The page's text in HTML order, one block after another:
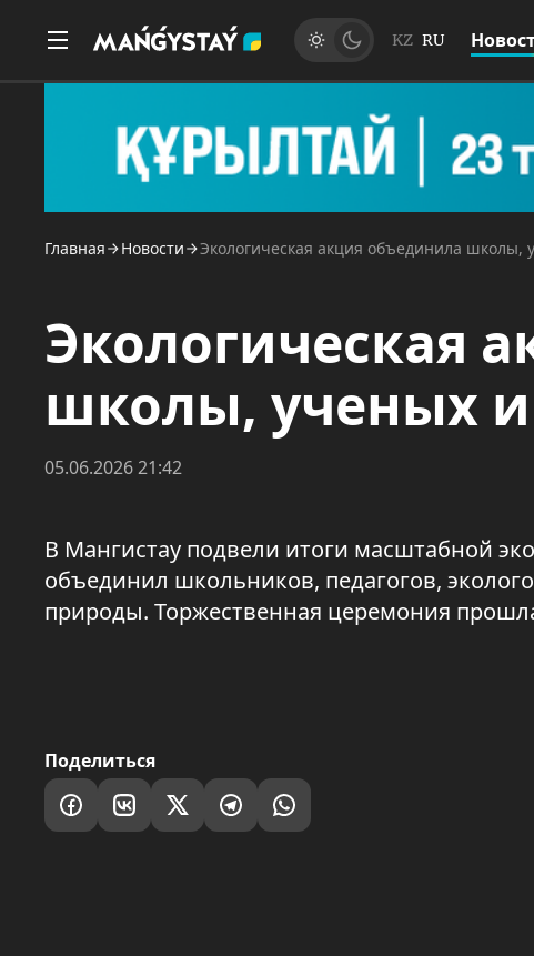
KZ RU
Главная Новости Экологическая акция объединила школы,
Экологическая
школы, ученых
05.06.2026 21:42
В Мангистау подвели итоги масштабной
объединил школьников, педагогов,
природы. Торжественная церемония
Поделиться